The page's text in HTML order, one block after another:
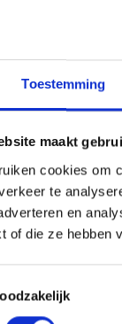
Toestemming
maakt
cookies om
te
en
of die ze hebben
teksten,
die
die op
reproductie,
ervan,
van de
tegen enig